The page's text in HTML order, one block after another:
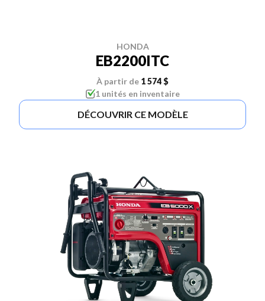
HONDA
EB2200ITC
À partir de 1 574 $
1 unités en inventaire
DÉCOUVRIR CE MODÈLE